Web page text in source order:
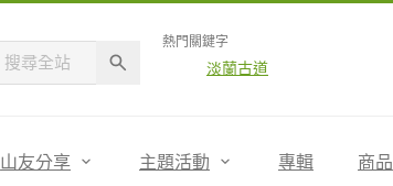
熱門關鍵字
淡蘭古道
山友分享 主題活動 專輯 商品